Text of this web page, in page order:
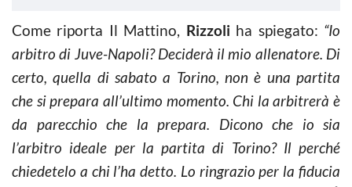
Come riporta Il Mattino, Rizzoli ha spiegato: “Io
arbitro di Juve-Napoli? Deciderà il mio allenatore. Di
certo, quella di sabato a Torino, non è una partita
che si prepara all’ultimo momento. Chi la arbitrerà è
da parecchio che la prepara. Dicono che io sia
l’arbitro ideale per la partita di Torino? Il perché
chiedetelo a chi l’ha detto. Lo ringrazio per la fiducia